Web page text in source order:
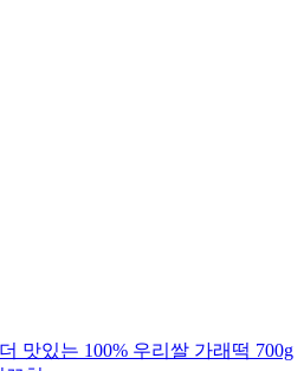
맛있는 100% 우리쌀 가래떡 700g